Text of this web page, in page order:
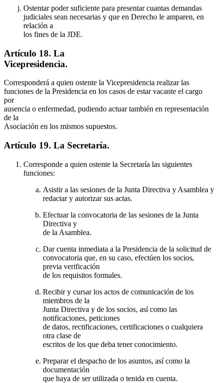
Ostentar poder suficiente para presentar cuantas demandas
judiciales sean necesarias y que en Derecho le amparen, en
relación a
los fines de la JDE.
Artículo 18. La
Vicepresidencia.
Corresponderá a quien ostente la Vicepresidencia realizar las
funciones de la Presidencia en los casos de estar vacante el cargo
por
ausencia o enfermedad, pudiendo actuar también en representación
de la
Asociación en los mismos supuestos.
Artículo 19. La Secretaría.
Corresponde a quien ostente la Secretaría las siguientes
funciones:
Asistir a las sesiones de la Junta Directiva y Asamblea y
redactar y autorizar sus actas.
Efectuar la convocatoria de las sesiones de la Junta
Directiva y
de la Asamblea.
Dar cuenta inmediata a la Presidencia de la solicitud de
convocatoria que, en su caso, efectúen los socios,
previa verificación
de los requisitos formales.
Recibir y cursar los actos de comunicación de los
miembros de la
Junta Directiva y de los socios, así como las
notificaciones, peticiones
de datos, rectificaciones, certificaciones o cualquiera
otra clase de
escritos de los que deba tener conocimiento.
Preparar el despacho de los asuntos, así como la
documentación
que haya de ser utilizada o tenida en cuenta.